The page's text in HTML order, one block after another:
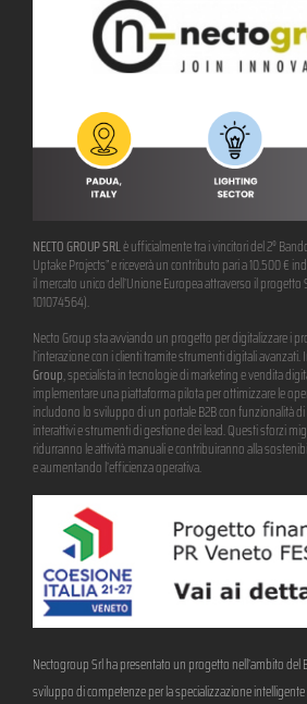
NECTO GROUP SRLè ufficialmente tra i vincitori del 2°
Uptake Projects” e riceverà un contributo pari a 10.500 €
il mercato unico dell’Unione Europea attraverso il progetto
101074564).
Necto Group sta avviando un progetto per digitalizzare i
l’interazione con i clienti tramite strumenti digitali
Group, specialista in tecnologie di marketing e vendita
implementare una piattaforma pilota per ottimizzare le
includono lo sviluppo di un portale B2B con funzionalità
interattivi e strumenti di gestione dei lead. Questi sforzi
ridurranno le attività manuali e contribuiranno alla
e aumentando l’efficienza operativa.
Nectogroup Srl ha presentato un progetto nell’ambito del
sviluppo di competenze per la specializzazione